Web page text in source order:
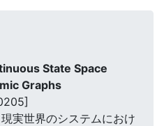
State Space
Graphs
実世界のシステムにおけ